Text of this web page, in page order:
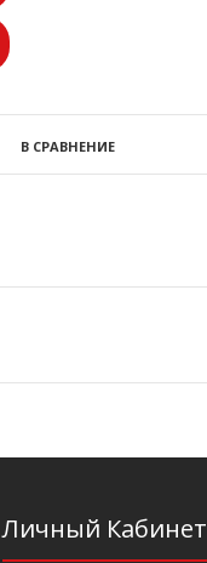
В СРАВНЕНИЕ
Личный Кабинет